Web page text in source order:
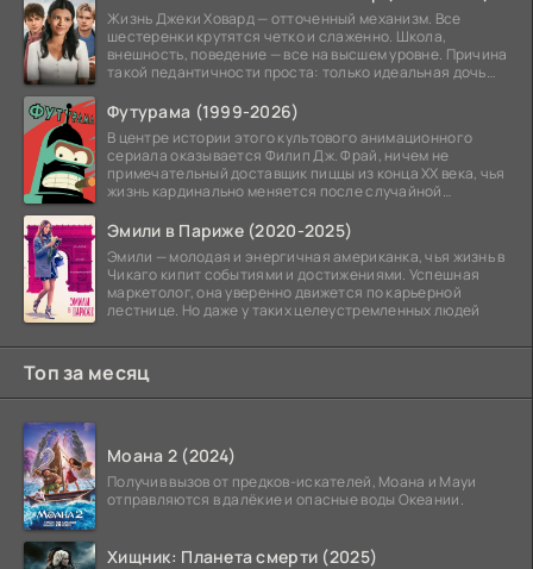
Жизнь Джеки Ховард — отточенный механизм. Все
шестеренки крутятся четко и слаженно. Школа,
внешность, поведение — все на высшем уровне. Причина
такой педантичности проста: только идеальная дочь
Футурама (1999-2026)
В центре истории этого культового анимационного
сериала оказывается Филип Дж. Фрай, ничем не
примечательный доставщик пиццы из конца XX века, чья
жизнь кардинально меняется после случайной
Эмили в Париже (2020-2025)
Эмили — молодая и энергичная американка, чья жизнь в
Чикаго кипит событиями и достижениями. Успешная
маркетолог, она уверенно движется по карьерной
лестнице. Но даже у таких целеустремленных людей
Топ за месяц
Моана 2 (2024)
Получив вызов от предков-искателей, Моана и Мауи
отправляются в далёкие и опасные воды Океании.
Хищник: Планета смерти (2025)